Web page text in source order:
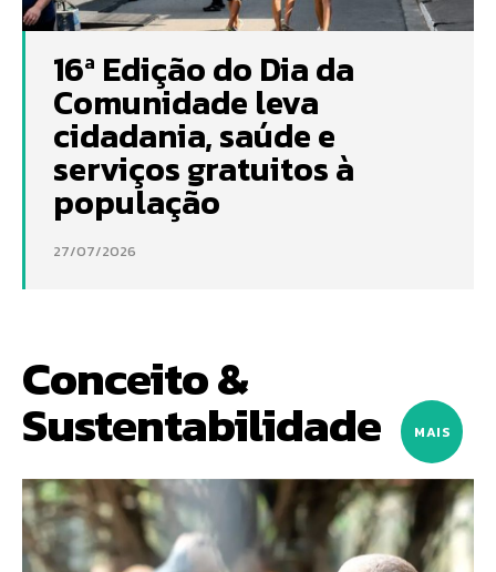
16ª Edição do Dia da
Comunidade leva
cidadania, saúde e
serviços gratuitos à
população
27/07/2026
Conceito &
Sustentabilidade MAIS